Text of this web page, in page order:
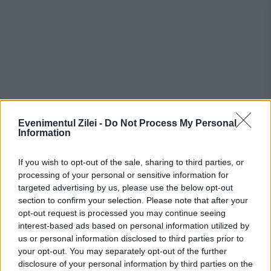
Evenimentul Zilei - Do Not Process My Personal
Information
If you wish to opt-out of the sale, sharing to third parties, or
processing of your personal or sensitive information for
targeted advertising by us, please use the below opt-out
section to confirm your selection. Please note that after your
opt-out request is processed you may continue seeing
interest-based ads based on personal information utilized by
us or personal information disclosed to third parties prior to
your opt-out. You may separately opt-out of the further
disclosure of your personal information by third parties on the
Recomandările noastre